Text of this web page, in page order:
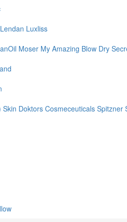
Lendan Luxliss
Moser My Amazing Blow Dry
Skin Doktors Cosmeceuticals Spitzner